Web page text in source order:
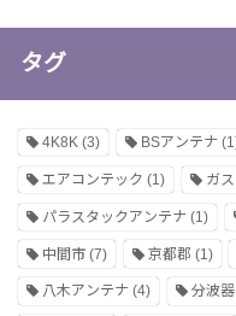
タグ
4K8K (3) BSアンテナ
エアコンテック (1) ガ
パラスタックアンテナ (1)
中間市 (7) 京都郡 (1)
八木アンテナ (4) 分波器